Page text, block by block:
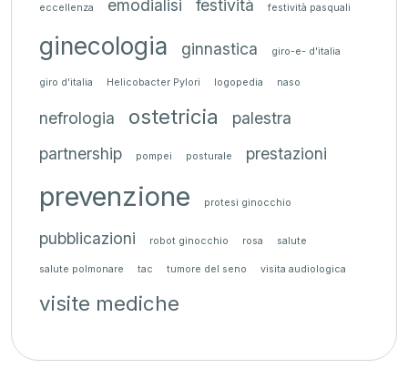
eccellenza emodialisi festività festività pasquali
ginecologia ginnastica giro-e- d'italia
giro d'italia Helicobacter Pylori logopedia naso
nefrologia ostetricia
palestra
partnership
pompei posturale prestazioni
prevenzione protesi ginocchio
pubblicazioni robot ginocchio rosa salute
salute polmonare tac tumore del seno visita audiologica
visite mediche